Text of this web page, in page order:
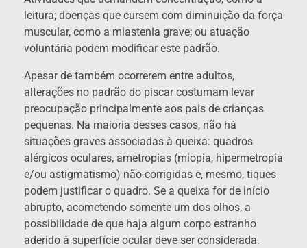
leitura; doenças que cursem com diminuição da força
muscular, como a miastenia grave; ou atuação
voluntária podem modificar este padrão.
Apesar de também ocorrerem entre adultos,
alterações no padrão do piscar costumam levar
preocupação principalmente aos pais de crianças
pequenas. Na maioria desses casos, não há
situações graves associadas à queixa: quadros
alérgicos oculares, ametropias (miopia, hipermetropia
e/ou astigmatismo) não-corrigidas e, mesmo, tiques
podem justificar o quadro. Se a queixa for de início
abrupto, acometendo somente um dos olhos, a
possibilidade de que haja algum corpo estranho
aderido à superfície ocular deve ser considerada.